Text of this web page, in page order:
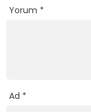
Yorum *
Ad *